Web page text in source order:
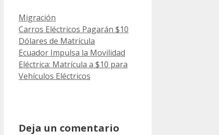
Categorías
Migración
Carros Eléctricos Pagarán $10
Dólares de Matrícula
Ecuador Impulsa la Movilidad
Eléctrica: Matrícula a $10 para
Vehículos Eléctricos
Deja un comentario